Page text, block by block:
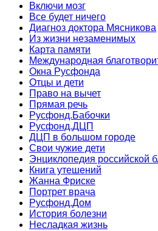
Включи мозг
Все будет ничего
Диагноз доктора Мясникова
Из жизни незаменимых
Карта памяти
Международная
Окна Русфонда
Отцы и дети
Право на вычет
Прямая речь
Русфонд.Бабочки
Русфонд.ДЦП
ДЦП в большом городе
Свои чужие дети
Энциклопедия российской
Книга утешений
Жанна Фриске
Портрет врача
Русфонд.Дом
История болезни
Несладкая жизнь